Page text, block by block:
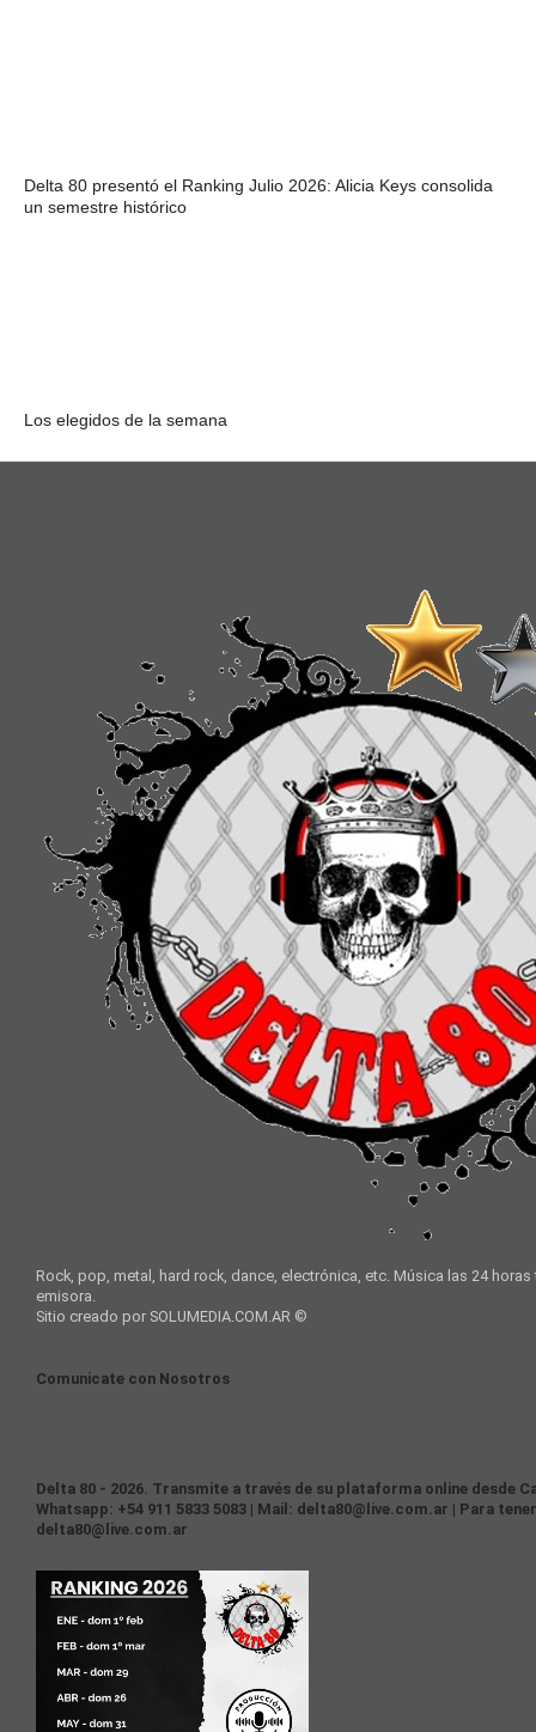
Delta 80 presentó el Ranking Julio 2026: Alicia Keys consolida
un semestre histórico
Los elegidos de la semana
Rock, pop, metal, hard rock, dance, electrónica, etc. Música las 24
emisora.
Sitio creado por SOLUMEDIA.COM.AR ©
Comunicate con Nosotros
Delta 80 - 2026. Transmite a través de su plataforma online desde
Whatsapp: +54 911 5833 5083 | Mail: delta80@live.com.ar | Para
delta80@live.com.ar